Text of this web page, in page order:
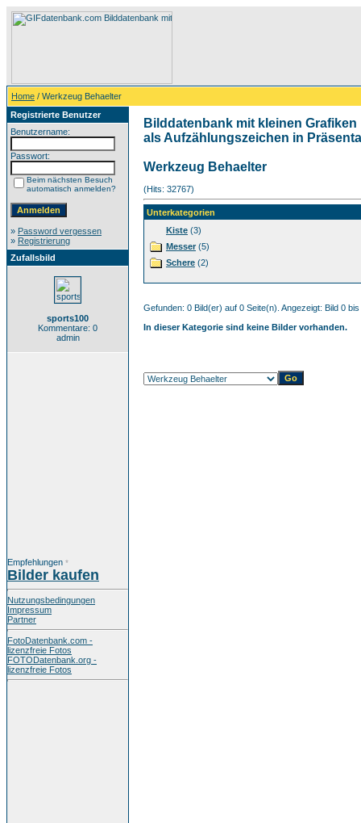
Home / Werkzeug Behaelter
Registrierte Benutzer
Benutzername:
Passwort:
Beim nächsten Besuch
automatisch anmelden?
» Password vergessen
» Registrierung
Zufallsbild
sports100
Kommentare: 0
admin
Empfehlungen *
Bilder kaufen
Nutzungsbedingungen
Impressum
Partner
FotoDatenbank.com -
lizenzfreie Fotos
FOTODatenbank.org -
lizenzfreie Fotos
Bilddatenbank mit kleinen
als Aufzählungszeichen in
Werkzeug Behaelter
(Hits: 32767)
Unterkategorien
Kiste (3)
Messer(5)
Schere (2)
Gefunden: 0 Bild(er) auf 0 Seite(n). Angezeigt: Bild 0 bis
In dieser Kategorie sind keine Bilder vorhanden.